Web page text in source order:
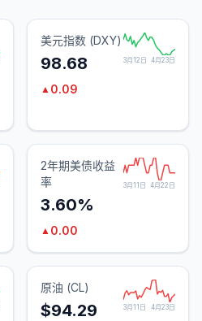
美元指数 (DXY)
98.68 3月12日 4月23日
▲ 0.09
2年期美债收益
率
3.60%
3月11日 4月22日
▲ 0.00
原油 (CL)
$94.29 3月11日 4月23日